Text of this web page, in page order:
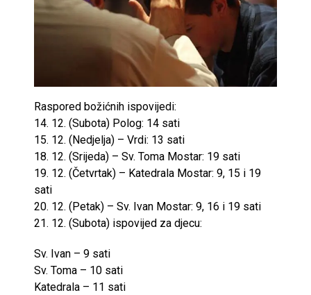
Raspored božićnih ispovijedi:
14. 12. (Subota) Polog: 14 sati
15. 12. (Nedjelja) – Vrdi: 13 sati
18. 12. (Srijeda) – Sv. Toma Mostar: 19 sati
19. 12. (Četvrtak) – Katedrala Mostar: 9, 15 i 19
sati
20. 12. (Petak) – Sv. Ivan Mostar: 9, 16 i 19 sati
21. 12. (Subota) ispovijed za djecu:
Sv. Ivan – 9 sati
Sv. Toma – 10 sati
Katedrala – 11 sati